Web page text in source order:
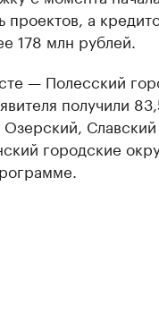
проектов, а
178 млн рублей.
— Полесский
получили
городские